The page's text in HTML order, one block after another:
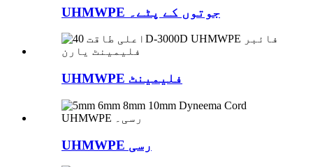
UHMWPE جوتوں کے پٹے۔
UHMWPE فلیمینٹ
UHMWPE رسی